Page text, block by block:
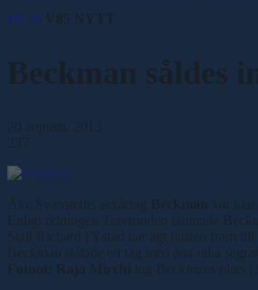
HEM V85 NYTT
Beckman såldes
20 augusti, 2013
237
Åke Svanstedts sexåring Beckman var klar
Enligt tidningen Travronden lämnade
Stall Richard i Ystad har ägt hästen fram
Beckman ståtade ett tag med åtta raka
Fotnot: Raja Mirchi tog Beckmans plats i